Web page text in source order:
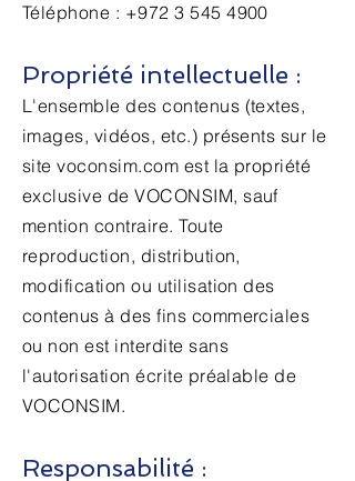
Téléphone : +972 3 545 4900
Propriété intellectuelle :
L'ensemble des contenus (textes,
images, vidéos, etc.) présents sur le
site voconsim.com est la propriété
exclusive de VOCONSIM, sauf
mention contraire. Toute
reproduction, distribution,
modification ou utilisation des
contenus à des fins commerciales
ou non est interdite sans
l'autorisation écrite préalable de
VOCONSIM.
Responsabilité :